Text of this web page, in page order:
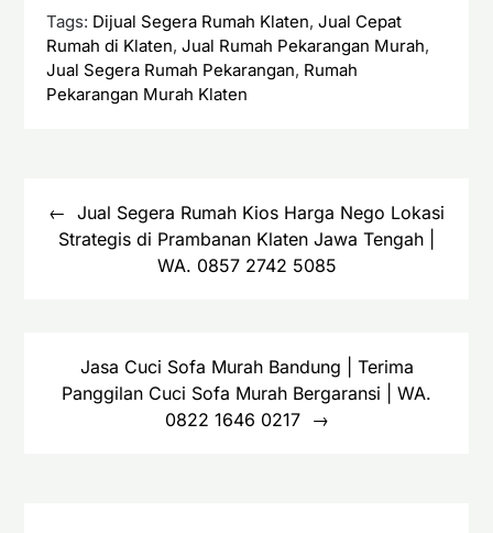
Tags: Dijual Segera Rumah Klaten,Jual Cepat
Rumah di Klaten,Jual Rumah Pekarangan Murah,
Jual Segera Rumah Pekarangan, Rumah
Pekarangan Murah Klaten
pos
Jual Segera Rumah Kios Harga Nego Lokasi
Strategis di Prambanan Klaten Jawa Tengah |
WA. 0857 2742 5085
Jasa Cuci Sofa Murah Bandung | Terima
Panggilan Cuci Sofa Murah Bergaransi | WA.
0822 1646 0217